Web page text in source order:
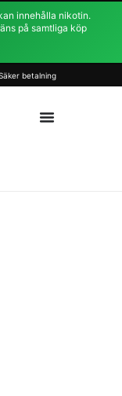
innehålla nikotin.
på samtliga köp
betalning